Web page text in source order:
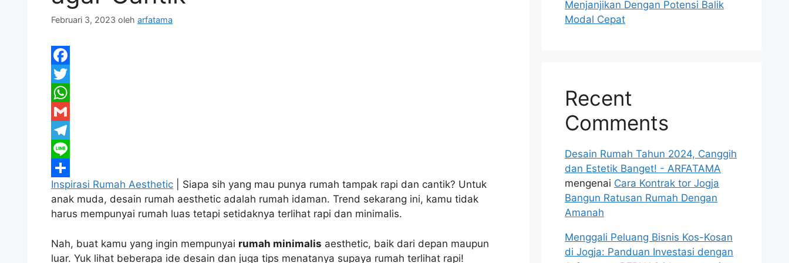
Februari 3, 2023 oleh arfatama
F
a
c
e
b
o
o
k
T
w
t
e
r
W
h
a
s
A
p
G
m
a
i
l
T
e
l
e
r
L
i
n
S
h
r
Inspirasi Rumah Aesthetic | Siapa sih yang mau punya rumah tampak rapi dan cantik? Untuk
anak muda, desain rumah aesthetic adalah rumah idaman. Trend sekarang ini, kamu tidak
harus mempunyai rumah luas tetapi setidaknya terlihat rapi dan minimalis.
Nah, buat kamu yang ingin mempunyai rumah minimalis aesthetic, baik dari depan maupun
luar. Yuk lihat beberapa ide desain dan juga tips menatanya supaya rumah terlihat rapi!
Menjanjikan Dengan Potensi Balik
Modal Cepat
Recent
Comments
Desain Rumah Tahun 2024, Canggih
dan Estetik Banget! - ARFATAMA
mengenai Cara Kontrak tor Jogja
Bangun Ratusan Rumah Dengan
Amanah
Menggali Peluang Bisnis Kos-Kosan
di Jogja: Panduan Investasi dengan